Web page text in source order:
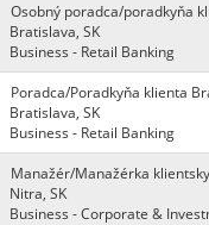
Osobný poradca/poradkyňa
Bratislava, SK
Business - Retail Banking
Poradca/Poradkyňa klienta
Bratislava, SK
Business - Retail Banking
Manažér/Manažérka
Nitra, SK
Business - Corporate &